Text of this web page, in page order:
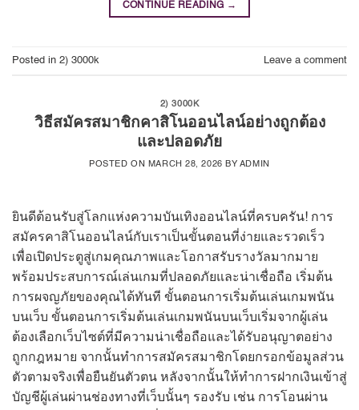
CONTINUE READING →
Posted in 2) 3000k Leave a comment
2) 3000K
วิธีสมัครสมาชิกคาสิโนออนไลน์อย่างถูกต้อง
และปลอดภัย
POSTED ON MARCH 28, 2026 BY ADMIN
ยินดีต้อนรับสู่โลกแห่งความบันเทิงออนไลน์ที่ครบครัน! การ
สมัครคาสิโนออนไลน์กับเราเป็นขั้นตอนที่ง่ายและรวดเร็ว
เพื่อเปิดประตูสู่เกมคุณภาพและโอกาสรับรางวัลมากมาย
พร้อมประสบการณ์เล่นเกมที่ปลอดภัยและน่าเชื่อถือ เริ่มต้น
การผจญภัยของคุณได้ทันที ขั้นตอนการเริ่มต้นเล่นเกมพนัน
บนเว็บ ขั้นตอนการเริ่มต้นเล่นเกมพนันบนเว็บเริ่มจากผู้เล่น
ต้องเลือกเว็บไซต์ที่มีความน่าเชื่อถือและได้รับอนุญาตอย่าง
ถูกกฎหมาย จากนั้นทำการสมัครสมาชิกโดยกรอกข้อมูลส่วน
ตัวตามจริงเพื่อยืนยันตัวตน หลังจากนั้นให้ทำการฝากเงินเข้าสู่
บัญชีผู้เล่นผ่านช่องทางที่เว็บนั้นๆ รองรับ เช่น การโอนผ่าน